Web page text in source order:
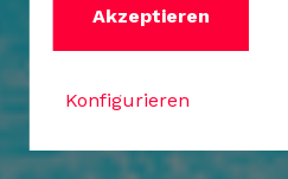
Akzeptieren
Konfigurieren